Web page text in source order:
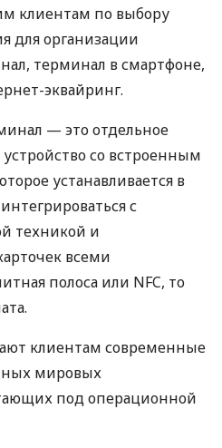
клиентам по выбору
для организации
терминал в смартфоне,
эквайринг.
— это отдельное
со встроенным
устанавливается в
с
техникой и
всеми
полоса или NFC, то
клиентам современные
мировых
под операционной